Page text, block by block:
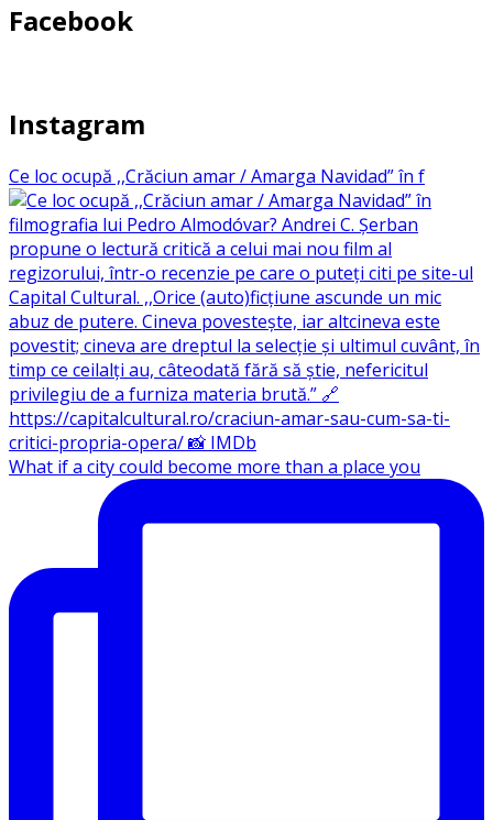
Facebook
Instagram
Ce loc ocupă ,,Crăciun amar / Amarga Navidad” în f
What if a city could become more than a place you